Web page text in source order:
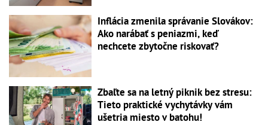
Inflácia zmenila správanie Slovákov:
Ako narábať s peniazmi, keď
nechcete zbytočne riskovať?
Zbaľte sa na letný piknik bez stresu:
Tieto praktické vychytávky vám
ušetria miesto v batohu!